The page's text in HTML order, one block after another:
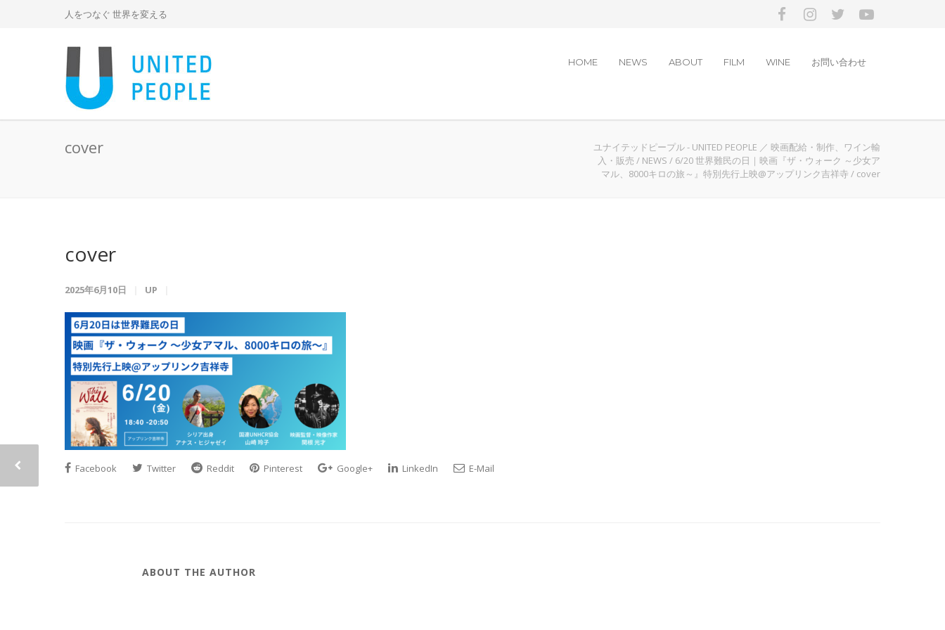
人をつなぐ 世界を変える
HOME NEWS ABOUT FILM WINE お問い合わせ
cover
ユナイテッドピープル - UNITED PEOPLE ／ 映画配給・制作、ワイン輸
入・販売 / NEWS / 6/20 世界難民の日｜映画『ザ・ウォーク ～少女ア
マル、8000キロの旅～』特別先行上映@アップリンク吉祥寺 / cover
cover
2025年6月10日 UP
Facebook Twitter Reddit Pinterest Google+ LinkedIn E-Mail
ABOUT THE AUTHOR